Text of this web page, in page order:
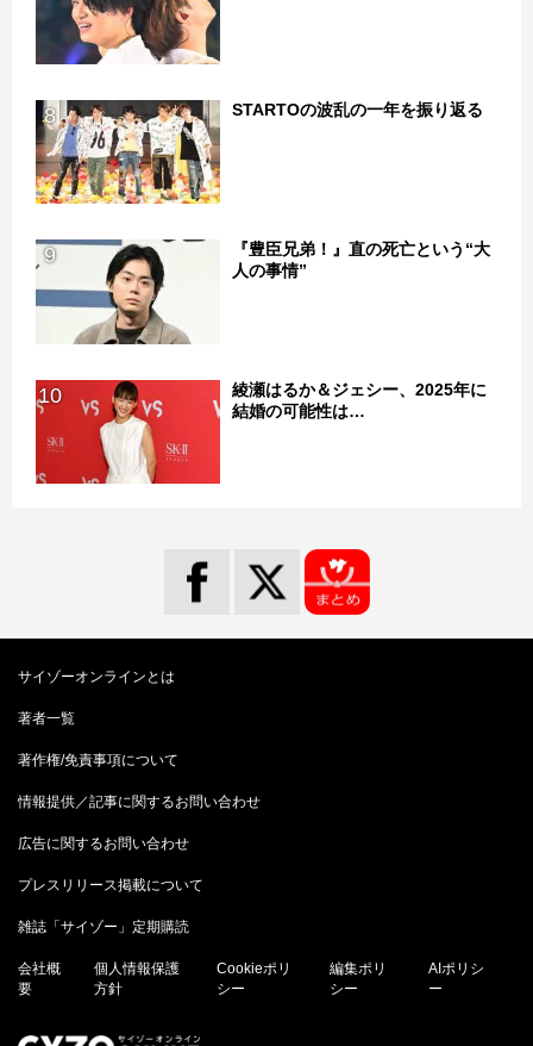
8 STARTOの波乱の一年を振り返る
9
『豊臣兄弟！』直の死亡という“大
人の事情”
10
綾瀬はるか＆ジェシー、2025年に
結婚の可能性は…
サイゾーオンラインとは
著者一覧
著作権/免責事項について
情報提供／記事に関するお問い合わせ
広告に関するお問い合わせ
プレスリリース掲載について
雑誌「サイゾー」定期購読
会社概
要
個人情報保護
方針
Cookieポリ
シー
編集ポリ
シー
AIポリシ
ー